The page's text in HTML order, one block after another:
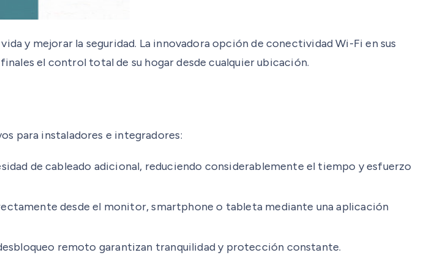
y mejorar la seguridad. La innovadora opción de conectividad Wi-Fi en sus
el control total de su hogar desde cualquier ubicación.
para instaladores e integradores:
de cableado adicional, reduciendo considerablemente el tiempo y esfuerzo
desde el monitor, smartphone o tableta mediante una aplicación
remoto garantizan tranquilidad y protección constante.